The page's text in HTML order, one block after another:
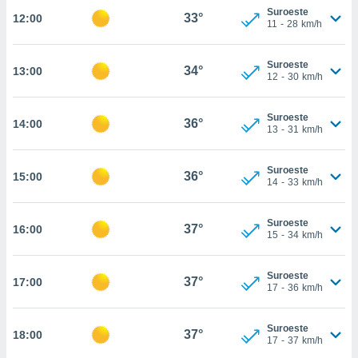
de que
el sitio
para
o
aunque
no
acceder a
abono
12:00 33°
Suroeste
11 - 28 km/h
13:00 34°
Suroeste
12 - 30 km/h
14:00 36°
Suroeste
13 - 31 km/h
15:00 36°
Suroeste
14 - 33 km/h
16:00 37°
Suroeste
15 - 34 km/h
17:00 37°
Suroeste
17 - 36 km/h
18:00 37°
Suroeste
17 - 37 km/h